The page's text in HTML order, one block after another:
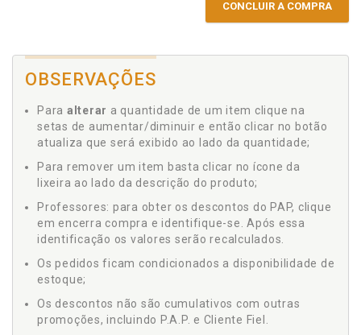
CONCLUIR A COMPRA
OBSERVAÇÕES
Para alterar a quantidade de um item clique na
setas de aumentar/diminuir e então clicar no botão
atualiza que será exibido ao lado da quantidade;
Para remover um item basta clicar no ícone da
lixeira ao lado da descrição do produto;
Professores: para obter os descontos do PAP, clique
em encerra compra e identifique-se. Após essa
identificação os valores serão recalculados.
Os pedidos ficam condicionados a disponibilidade de
estoque;
Os descontos não são cumulativos com outras
promoções, incluindo P.A.P. e Cliente Fiel.